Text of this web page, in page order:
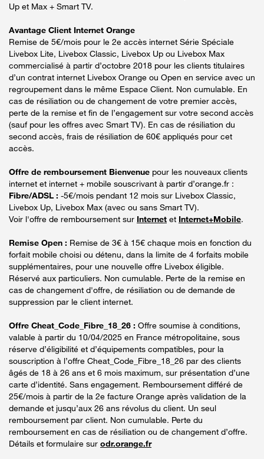
Up et Max + Smart TV.
Avantage Client Internet Orange
Remise de 5€/mois pour le 2e accès internet Série Spéciale
Livebox Lite, Livebox Classic, Livebox Up ou Livebox Max
commercialisé à partir d’octobre 2018 pour les clients titulaires
d’un contrat internet Livebox Orange ou Open en service avec un
regroupement dans le même Espace Client. Non cumulable. En
cas de résiliation ou de changement de votre premier accès,
perte de la remise et fin de l’engagement sur votre second accès
(sauf pour les offres avec Smart TV). En cas de résiliation du
second accès, frais de résiliation de 60€ appliqués pour cet
accès.
Offre de remboursement Bienvenue pour les nouveaux clients
internet et internet + mobile souscrivant à partir d’orange.fr :
Fibre/ADSL : -5€/mois pendant 12 mois sur Livebox Classic,
Livebox Up, Livebox Max (avec ou sans Smart TV).
Voir l'offre de remboursement sur Internet et Internet+Mobile.
Remise Open : Remise de 3€ à 15€ chaque mois en fonction du
forfait mobile choisi ou détenu, dans la limite de 4 forfaits mobile
supplémentaires, pour une nouvelle offre Livebox éligible.
Réservé aux particuliers. Non cumulable. Perte de la remise en
cas de changement d'offre, de résiliation ou de demande de
suppression par le client internet.
Offre Cheat_Code_Fibre_18_26 : Offre soumise à conditions,
valable à partir du 10/04/2025 en France métropolitaine, sous
réserve d’éligibilité et d’équipements compatibles, pour la
souscription à l’offre Cheat_Code_Fibre_18_26 par des clients
âgés de 18 à 26 ans et 6 mois maximum, sur présentation d’une
carte d’identité. Sans engagement. Remboursement différé de
25€/mois à partir de la 2e facture Orange après validation de la
demande et jusqu’aux 26 ans révolus du client. Un seul
remboursement par client. Non cumulable. Perte du
remboursement en cas de résiliation ou de changement d’offre.
Détails et formulaire sur odr.orange.fr